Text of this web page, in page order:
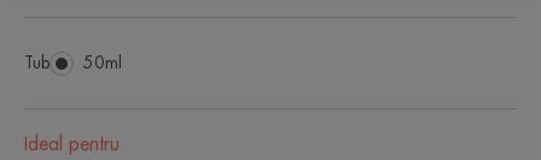
Tub Tub
50ml
Ideal pentru